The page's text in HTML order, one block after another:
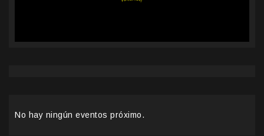
No hay ningún eventos próximo.